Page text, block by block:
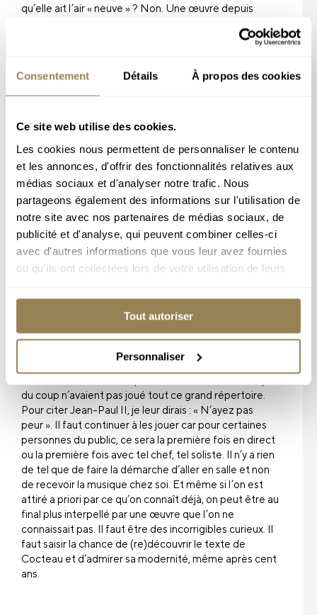
Consentement Détails À propos des cookies
Ce site web utilise des cookies.
Les cookies nous permettent de personnaliser le contenu
et les annonces, d'offrir des fonctionnalités relatives aux
médias sociaux et d'analyser notre trafic. Nous
partageons également des informations sur l'utilisation de
notre site avec nos partenaires de médias sociaux, de
publicité et d'analyse, qui peuvent combiner celles-ci
avec d'autres informations que vous leur avez fournies
ou qu'ils ont collectées lors de votre utilisation de leurs
Tout autoriser
Personnaliser
qu’elle ait l’air « neuve » ? Non. Une œuvre depuis
elle est créée, elle existe. Le rôle d’un interprète, c’est
serviteur, son avocat, son disciple, de se laisser guider
par l’œuvre. Je redoute le fait de penser qu’on doit
obligatoirement découvrir quelque chose de nouveau.
quand on a redécouvert par exemple chez Mozart des
redécouvert des partitions originales, on a pu les
repenser. Mais aujourd’hui nous avons la chance que
tout ce travail ait déjà été fait par des gens comme
Harnoncourt, Norrington…ce qui se faisait à l’époque
baroque, on ne peut plus l’ignorer. Je ne sais pas si la
démarche doit être d’apporter quelque chose de
nouveau. Ce n’est pas le nouveau qui m’intéresse, c’est
l’adaptation : à un orchestre, à une salle, à un soliste, à
un temps de la vie…et des gens comme Bruckner ou
dans ces contextes-là qu’on peut voir de la nouveauté.
Certains orchestres s’interdisent de jouer des œuvres
qu’ils jugent galvaudées comme la 5e symphonie de
Beethoven. On n’ose plus les programmer ! Il m’est
du coup n’avaient pas joué tout ce grand répertoire.
Pour citer Jean-Paul II, je leur dirais : « N’ayez pas
peur ». Il faut continuer à les jouer car pour certaines
personnes du public, ce sera la première fois en direct
ou la première fois avec tel chef, tel soliste. Il n’y a rien
de tel que de faire la démarche d’aller en salle et non
de recevoir la musique chez soi. Et même si l’on est
attiré a priori par ce qu’on connaît déjà, on peut être au
final plus interpellé par une œuvre que l’on ne
connaissait pas. Il faut être des incorrigibles curieux. Il
faut saisir la chance de (re)découvrir le texte de
Cocteau et d’admirer sa modernité, même après cent
ans.